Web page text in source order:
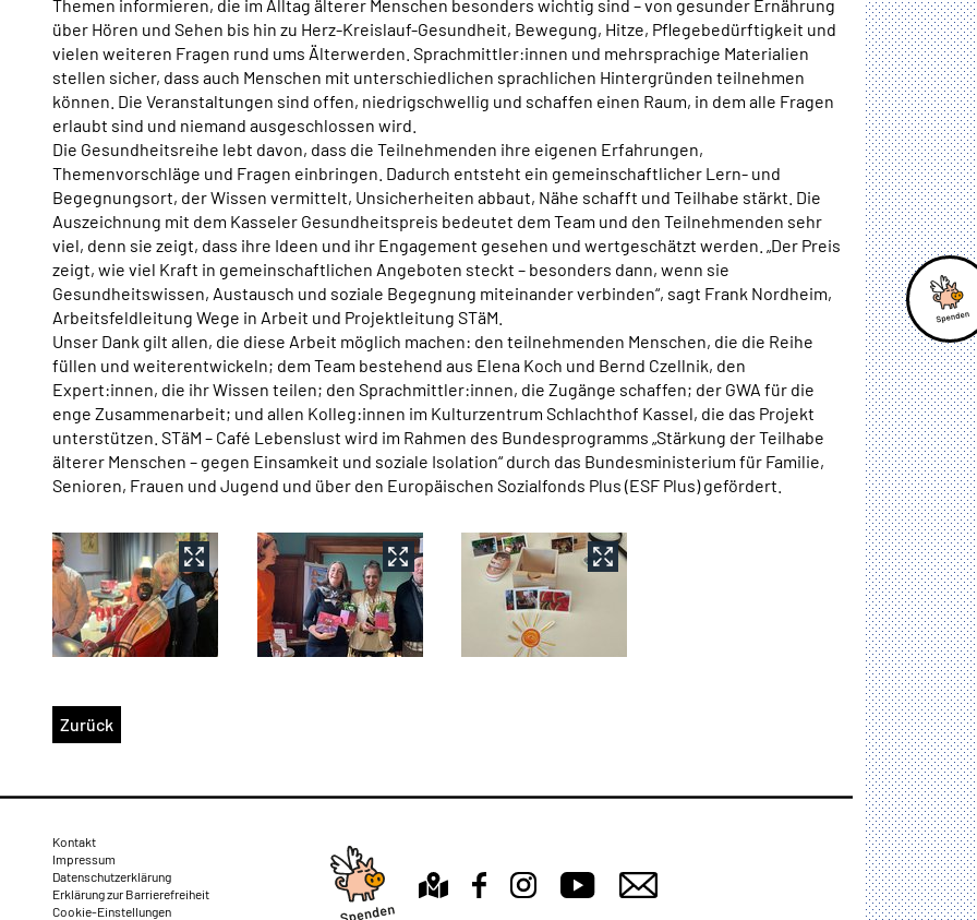
Themen informieren, die im Alltag älterer Menschen besonders wichtig sind – von gesunder Ernährung
über Hören und Sehen bis hin zu Herz-Kreislauf-Gesundheit, Bewegung, Hitze, Pflegebedürftigkeit und
vielen weiteren Fragen rund ums Älterwerden. Sprachmittler:innen und mehrsprachige Materialien
stellen sicher, dass auch Menschen mit unterschiedlichen sprachlichen Hintergründen teilnehmen
können. Die Veranstaltungen sind offen, niedrigschwellig und schaffen einen Raum, in dem alle Fragen
erlaubt sind und niemand ausgeschlossen wird.
Die Gesundheitsreihe lebt davon, dass die Teilnehmenden ihre eigenen Erfahrungen,
Themenvorschläge und Fragen einbringen. Dadurch entsteht ein gemeinschaftlicher Lern- und
Begegnungsort, der Wissen vermittelt, Unsicherheiten abbaut, Nähe schafft und Teilhabe stärkt. Die
Auszeichnung mit dem Kasseler Gesundheitspreis bedeutet dem Team und den Teilnehmenden sehr
viel, denn sie zeigt, dass ihre Ideen und ihr Engagement gesehen und wertgeschätzt werden. „Der Preis
zeigt, wie viel Kraft in gemeinschaftlichen Angeboten steckt – besonders dann, wenn sie
Gesundheitswissen, Austausch und soziale Begegnung miteinander verbinden“, sagt Frank Nordheim,
Arbeitsfeldleitung Wege in Arbeit und Projektleitung STäM.
Unser Dank gilt allen, die diese Arbeit möglich machen: den teilnehmenden Menschen, die die Reihe
füllen und weiterentwickeln; dem Team bestehend aus Elena Koch und Bernd Czellnik, den
Expert:innen, die ihr Wissen teilen; den Sprachmittler:innen, die Zugänge schaffen; der GWA für die
enge Zusammenarbeit; und allen Kolleg:innen im Kulturzentrum Schlachthof Kassel, die das Projekt
unterstützen. STäM – Café Lebenslust wird im Rahmen des Bundesprogramms „Stärkung der Teilhabe
älterer Menschen – gegen Einsamkeit und soziale Isolation“ durch das Bundesministerium für Familie,
Senioren, Frauen und Jugend und über den Europäischen Sozialfonds Plus (ESF Plus) gefördert.
Zurück
Rechtliches
Kontakt
Impressum
Datenschutzerklärung
Erklärung zur Barrierefreiheit
Cookie-Einstellungen